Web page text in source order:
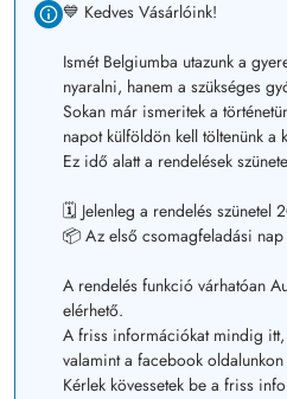
💙 Kedves Vásárlóink!
Ismét Belgiumba utazunk a
nyaralni, hanem a szükséges
Sokan már ismeritek a
napot külföldön kell töltenünk a
Ez idő alatt a rendelések
🗓️ Jelenleg a rendelés szünetel
📦 Az első csomagfeladási
A rendelés funkció várhatóan
elérhető.
A friss információkat mindig
valamint a facebook oldalunkon
Kérlek kövessetek be a friss